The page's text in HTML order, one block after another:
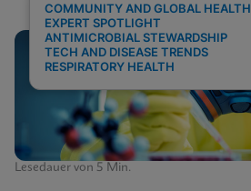
COMMUNITY AND GLOBAL HEALTH
EXPERT SPOTLIGHT
ANTIMICROBIAL STEWARDSHIP
TECH AND DISEASE TRENDS
RESPIRATORY HEALTH
Lesedauer von 5 Min.